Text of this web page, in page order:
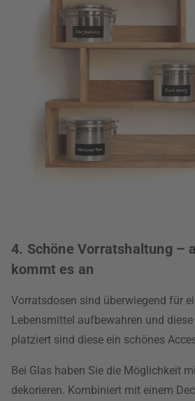
4. Schöne Vorratshaltung –
kommt es an
Vorratsdosen sind überwiegend für
Lebensmittel aufbewahren und
platziert sind diese ein schönes
Bei Glas haben Sie die Möglichkeit
dekorieren. Kombiniert mit einem